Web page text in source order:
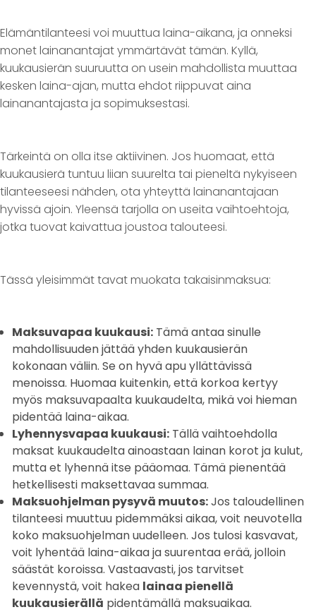
Elämäntilanteesi voi muuttua laina-aikana, ja onneksi
monet lainanantajat ymmärtävät tämän. Kyllä,
kuukausierän suuruutta on usein mahdollista muuttaa
kesken laina-ajan, mutta ehdot riippuvat aina
lainanantajasta ja sopimuksestasi.
Tärkeintä on olla itse aktiivinen. Jos huomaat, että
kuukausierä tuntuu liian suurelta tai pieneltä nykyiseen
tilanteeseesi nähden, ota yhteyttä lainanantajaan
hyvissä ajoin. Yleensä tarjolla on useita vaihtoehtoja,
jotka tuovat kaivattua joustoa talouteesi.
Tässä yleisimmät tavat muokata takaisinmaksua:
Maksuvapaa kuukausi: Tämä antaa sinulle
mahdollisuuden jättää yhden kuukausierän
kokonaan väliin. Se on hyvä apu yllättävissä
menoissa. Huomaa kuitenkin, että korkoa kertyy
myös maksuvapaalta kuukaudelta, mikä voi hieman
pidentää laina-aikaa.
Lyhennysvapaa kuukausi: Tällä vaihtoehdolla
maksat kuukaudelta ainoastaan lainan korot ja kulut,
mutta et lyhennä itse pääomaa. Tämä pienentää
hetkellisesti maksettavaa summaa.
Maksuohjelman pysyvä muutos:Jos taloudellinen
tilanteesi muuttuu pidemmäksi aikaa, voit neuvotella
koko maksuohjelman uudelleen. Jos tulosi kasvavat,
voit lyhentää laina-aikaa ja suurentaa erää, jolloin
säästät koroissa. Vastaavasti, jos tarvitset
kevennystä, voit hakea lainaa pienellä
kuukausierällä pidentämällä maksuaikaa.